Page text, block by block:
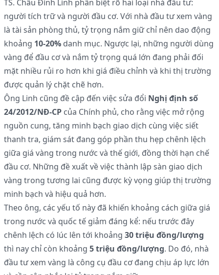
TS. Châu Đình Linh phân biệt rõ hai loại nhà đầu tư:
người tích trữ và người đầu cơ. Với nhà đầu tư xem vàng
là tài sản phòng thủ, tỷ trọng nắm giữ chỉ nên dao động
khoảng 10-20% danh mục. Ngược lại, những người dùng
vàng để đầu cơ và nắm tỷ trọng quá lớn đang phải đối
mặt nhiều rủi ro hơn khi giá điều chỉnh và khi thị trường
được quản lý chặt chẽ hơn.
Ông Linh cũng đề cập đến việc sửa đổi Nghị định số
24/2012/NĐ-CP của Chính phủ, cho rằng việc mở rộng
nguồn cung, tăng minh bạch giao dịch cùng việc siết
thanh tra, giám sát đang góp phần thu hẹp chênh lệch
giữa giá vàng trong nước và thế giới, đồng thời hạn chế
đầu cơ. Những đề xuất về việc thành lập sàn giao dịch
vàng trong tương lai cũng được kỳ vọng giúp thị trường
minh bạch và hiệu quả hơn.
Theo ông, các yếu tố này đã khiến khoảng cách giữa giá
trong nước và quốc tế giảm đáng kể: nếu trước đây
chênh lệch có lúc lên tới khoảng 30 triệu đồng/lượng
thì nay chỉ còn khoảng 5 triệu đồng/lượng. Do đó, nhà
đầu tư xem vàng là công cụ đầu cơ đang chịu áp lực lớn